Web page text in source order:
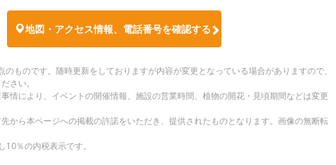
地図・アクセス情報、電話番号を確認する
ものです。随時更新をしておりますが内容が変更となっている場合がありますので、
さい。
情により、イベントの開催情報、施設の営業時間、植物の開花・見頃期間などは変更
から本ページへの掲載の許諾をいただき、提供されたものとなります。画像の無断転
％の内税表示です。